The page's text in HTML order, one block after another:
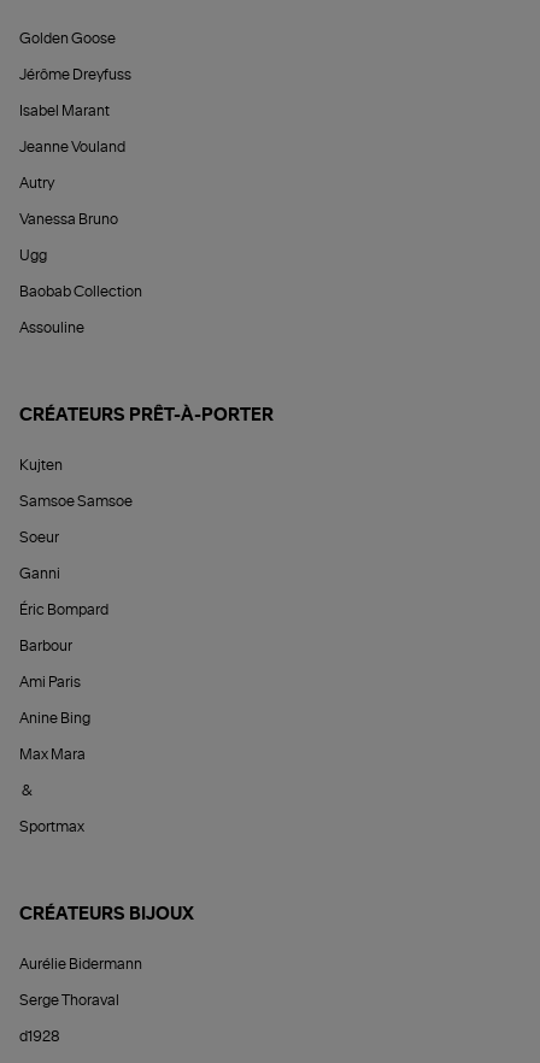
Golden Goose
Jérôme Dreyfuss
Isabel Marant
Jeanne Vouland
Autry
Vanessa Bruno
Ugg
Baobab Collection
Assouline
CRÉATEURS PRÊT-À-PORTER
Kujten
Samsoe Samsoe
Soeur
Ganni
Éric Bompard
Barbour
Ami Paris
Anine Bing
Max Mara
&
Sportmax
CRÉATEURS BIJOUX
Aurélie Bidermann
Serge Thoraval
d1928